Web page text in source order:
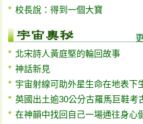
校長說：得到一個大寶
北宋詩人黃庭堅的輪回故事
神話新見
宇宙射線可助外星生命在地表下
英國出土逾30公分古羅馬巨鞋考
在神韻中找回自己一場通往身心